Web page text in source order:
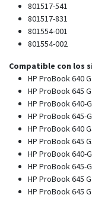
801517-541
801517-831
801554-001
801554-002
Compatible con los
HP ProBook 640
HP ProBook 645
HP ProBook 640-
HP ProBook 645-
HP ProBook 640
HP ProBook 645
HP ProBook 640-
HP ProBook 645-
HP ProBook 645
HP ProBook 645